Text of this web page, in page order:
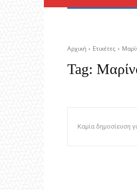
Αρχική Ετικέτες
Tag:
Καμία δημοσίευση